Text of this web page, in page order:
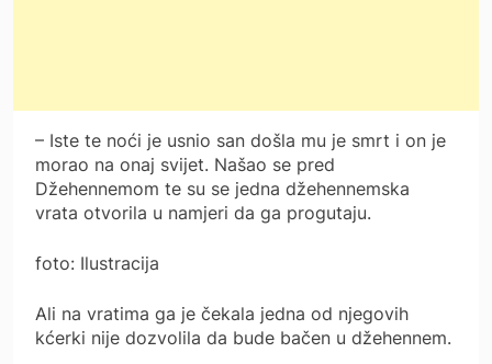
– Iste te noći je usnio san došla mu je smrt i on je
morao na onaj svijet. Našao se pred
Džehennemom te su se jedna džehennemska
vrata otvorila u namjeri da ga progutaju.
foto: Ilustracija
Ali na vratima ga je čekala jedna od njegovih
kćerki nije dozvolila da bude bačen u džehennem.